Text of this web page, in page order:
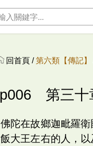
回首頁 /第六類【傳記】
p006 第三十
佛陀在故鄉迦毗羅
飯大王左右的人，